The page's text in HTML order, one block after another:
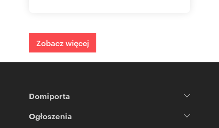
Zobacz więcej
Domiporta
Ogłoszenia